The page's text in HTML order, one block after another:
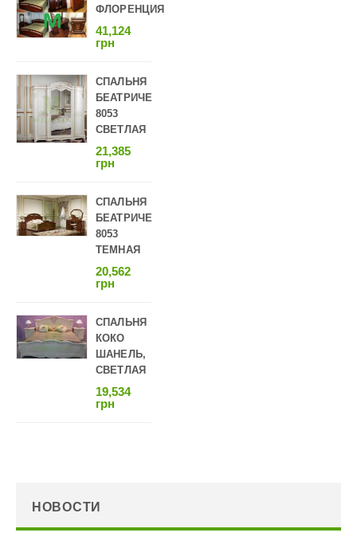
ФЛОРЕНЦИЯ
41,124
грн
СПАЛЬНЯ
БЕАТРИЧЕ
8053
СВЕТЛАЯ
21,385
грн
СПАЛЬНЯ
БЕАТРИЧЕ
8053
ТЕМНАЯ
20,562
грн
СПАЛЬНЯ
КОКО
ШАНЕЛЬ,
СВЕТЛАЯ
19,534
грн
НОВОСТИ